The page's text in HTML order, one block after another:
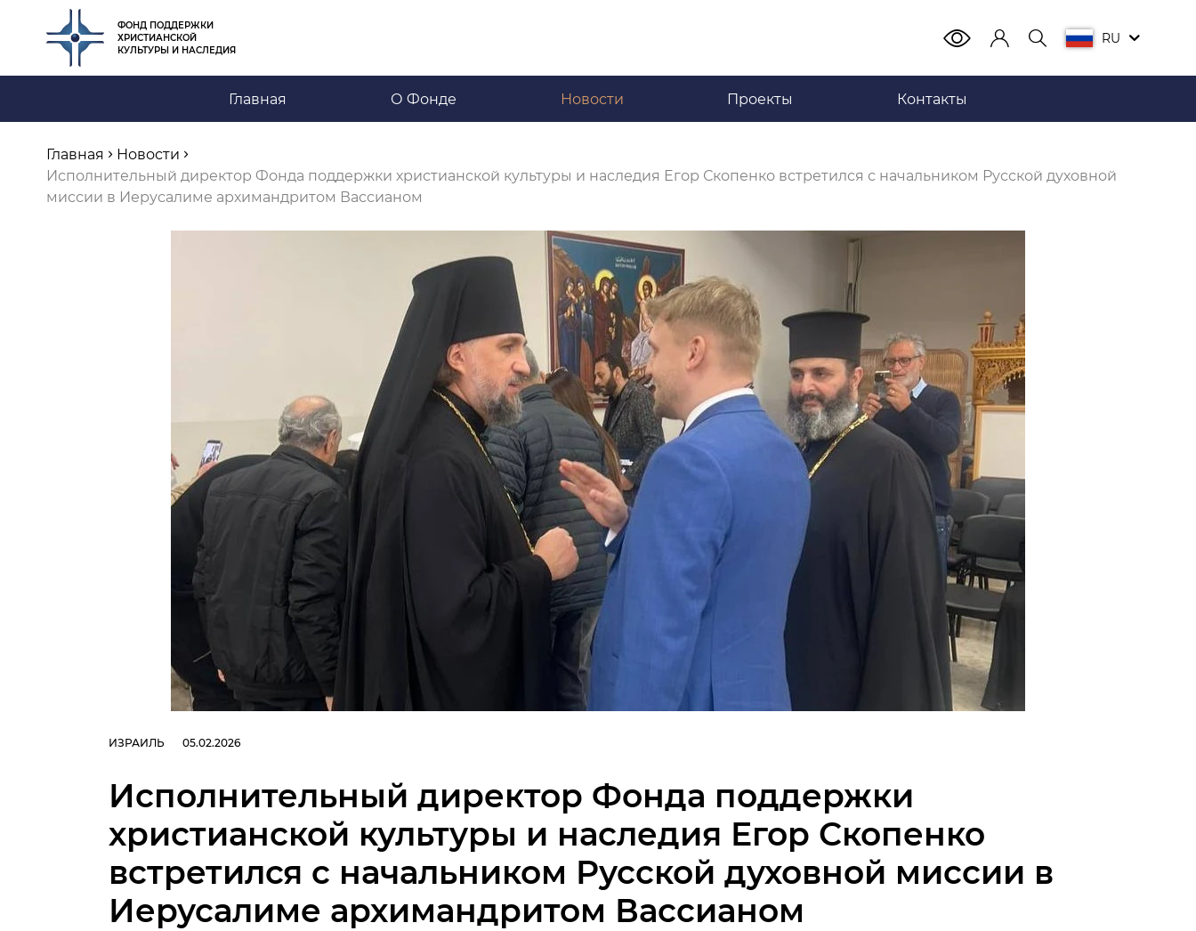
ФОНД ПОДДЕРЖКИ
ХРИСТИАНСКОЙ
КУЛЬТУРЫ И НАСЛЕДИЯ
RU
Главная О Фонде Новости Проекты Контакты
Главная
Новости
Исполнительный директор Фонда поддержки христианской культуры и наследия Егор Скопенко встретился с начальником Русской духовной
миссии в Иерусалиме архимандритом Вассианом
ИЗРАИЛЬ 05.02.2026
Исполнительный директор Фонда поддержки
христианской культуры и наследия Егор Скопенко
встретился с начальником Русской духовной миссии в
Иерусалиме архимандритом Вассианом